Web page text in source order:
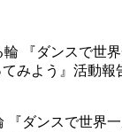
『ダンスで世界